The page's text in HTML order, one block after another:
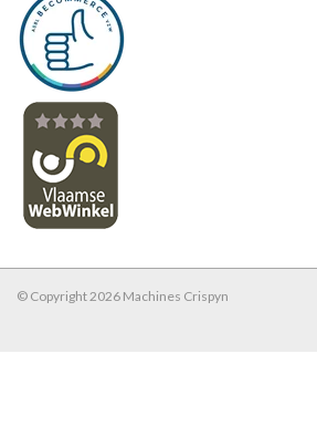
© Copyright 2026 Machines Crispyn